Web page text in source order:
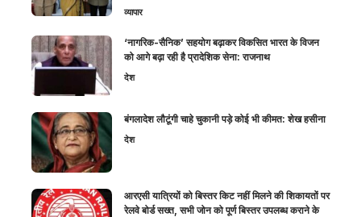
व्यापार
‘नागरिक-सैनिक’ सहयोग बढ़ाकर विकसित भारत के विजन
को आगे बढ़ा रही है प्रादेशिक सेना: राजनाथ
देश
बंगलादेश लौटूंगी चाहे चुकानी पड़े कोई भी कीमत: शेख हसीना
देश
आरएसी यात्रियों को बिस्तर किट नहीं मिलने की शिकायतों पर
रेलवे बोर्ड सख्त, सभी जोन को पूर्ण बिस्तर उपलब्ध कराने के